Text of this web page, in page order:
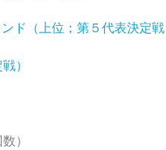
ド（上位；第５代表決定戦
）
）